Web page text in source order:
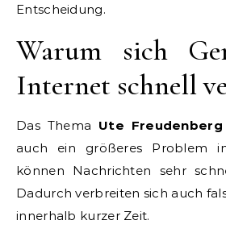
Entscheidung.
Warum sich
Internet schnell
Das Thema Ute
auch ein größeres Problem
können Nachrichten sehr
Dadurch verbreiten sich auch
innerhalb kurzer Zeit.